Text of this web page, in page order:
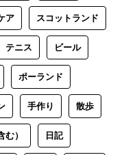
ア スコットランド
テニス ビール
ポーランド
手作り 散歩
む） 日記